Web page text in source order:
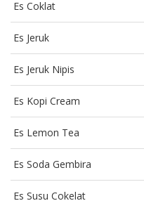
Es Coklat
Es Jeruk
Es Jeruk Nipis
Es Kopi Cream
Es Lemon Tea
Es Soda Gembira
Es Susu Cokelat